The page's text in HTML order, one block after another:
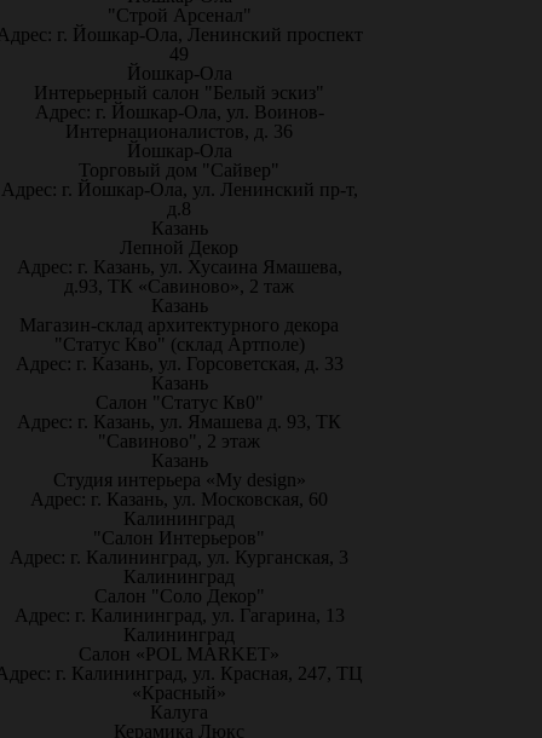
"Строй Арсенал"
г. Йошкар-Ола, Ленинский проспект
49
Йошкар-Ола
Интерьерный салон "Белый эскиз"
Адрес: г. Йошкар-Ола, ул. Воинов-
Интернационалистов, д. 36
Йошкар-Ола
Торговый дом "Сайвер"
Адрес: г. Йошкар-Ола, ул. Ленинский пр-т,
д.8
Казань
Лепной Декор
Адрес: г. Казань, ул. Хусаина Ямашева,
д.93, ТК «Савиново», 2 таж
Казань
Магазин-склад архитектурного декора
"Статус Кво" (склад Артполе)
Адрес: г. Казань, ул. Горсоветская, д. 33
Казань
Салон "Статус Кв0"
Адрес: г. Казань, ул. Ямашева д. 93, ТК
"Савиново", 2 этаж
Казань
Студия интерьера «My design»
Адрес: г. Казань, ул. Московская, 60
Калининград
"Салон Интерьеров"
Адрес: г. Калининград, ул. Курганская, 3
Калининград
Салон "Соло Декор"
Адрес: г. Калининград, ул. Гагарина, 13
Калининград
Салон «POL MARKET»
г. Калининград, ул. Красная, 247, ТЦ
«Красный»
Калуга
Керамика Люкс